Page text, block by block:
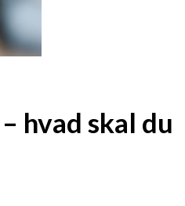
hvad skal du